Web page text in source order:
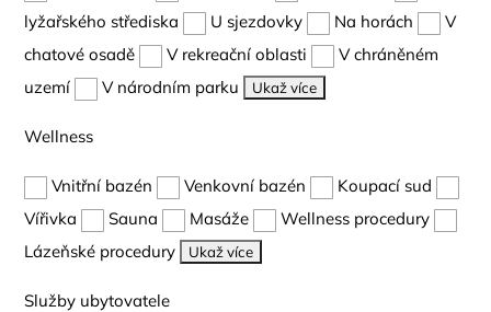
lyžařského střediska
U sjezdovky Na horách
V
chatové osadě
V rekreační oblasti
V chráněném
uzemí
V národním parku Ukaž více
Wellness
Vnitřní bazén Venkovní bazén
Koupací sud
Vířivka
Sauna Masáže
Wellness procedury
Lázeňské procedury
Ukaž více
Služby ubytovatele